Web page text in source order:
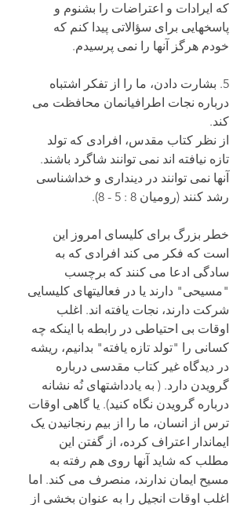
که ایرادات و اعتراضات را بشنوم و
پاسخهایی برای سؤالاتی پیدا کنم که
خودم هرگز آنها را نمی پرسیدم.
5. بشارت دادن، ما را از تفکر اشتباه
درباره نجات اطرافیانمان محافظت می
کند.
از نظر کتاب مقدس، افرادی که تولد
تازه نیافته اند نمی توانند شاگرد باشند.
آنها نمی توانند در دینداری و خداشناسی
رشد کنند (رومیان 8 : 5 - 8).
خطر بزرگ برای کلیسای امروز این
است که فکر می کند افرادی که به
سادگی ادعا می کنند که برچسب
"مسیحی" دارند یا در فعالیتهای کلیسایی
شرکت دارند، نجات یافته اند. اغلب
اوقات بی احتیاطی در رابطه با اینکه چه
کسانی را "تولد تازه یافته" بدانیم، ریشه
در دیدگاه غیر کتاب مقدسی درباره
گرویدن دارد. ( به یادداشتهای نُه نشانه
درباره گرویدن نگاه کنید). یا گاهی اوقات
ترس از انسان، ما را از بیم رنجانیدن یک
ایماندار اعتراف کرده، از گفتن این
مطلب که شاید آنها روی هم رفته به
مسیح ایمان ندارند، منصرف می کند. اما
اغلب اوقات انجیل را به عنوان بخشی از